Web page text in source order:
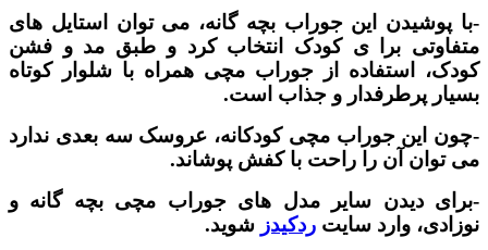
-با پوشیدن این جوراب بچه گانه، می توان استایل های
متفاوتی برا ی کودک انتخاب کرد و طبق مد و فشن
کودک، استفاده از جوراب مچی همراه با شلوار کوتاه
بسیار پرطرفدار و جذاب است.
-چون این جوراب مچی کودکانه، عروسک سه بعدی ندارد
می توان آن را راحت با کفش پوشاند.
-برای دیدن سایر مدل های جوراب مچی بچه گانه و
نوزادی، وارد سایت ردکیدز شوید.